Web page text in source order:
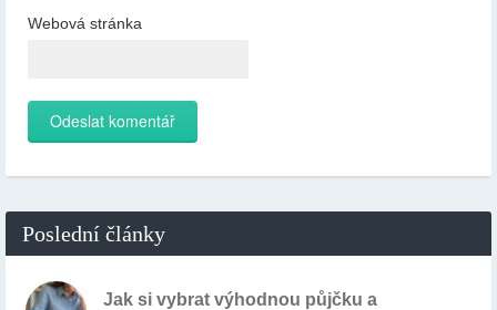
Webová stránka
Poslední články
Jak si vybrat výhodnou půjčku a